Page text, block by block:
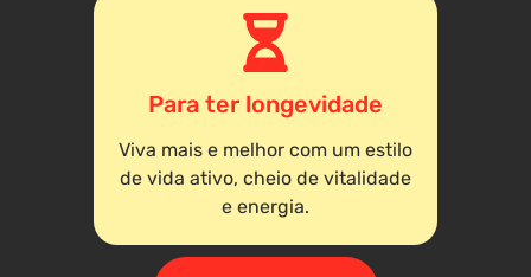
Para ter longevidade
Viva mais e melhor com um estilo
de vida ativo, cheio de vitalidade
e energia.